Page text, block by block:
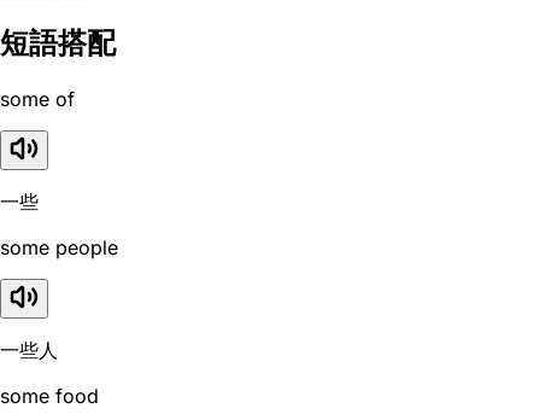
短語搭配
some of
一些
some people
一些人
some food